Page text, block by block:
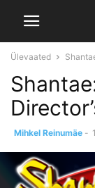
Ülevaated
Mihkel Reinumäe -